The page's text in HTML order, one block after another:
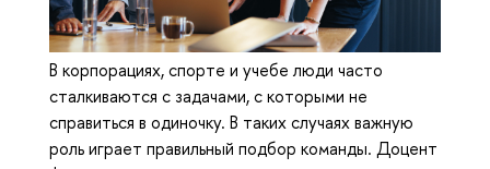
В корпорациях, спорте и учебе люди часто
сталкиваются с задачами, с которыми не
справиться в одиночку. В таких случаях важную
роль играет правильный подбор команды. Доцент